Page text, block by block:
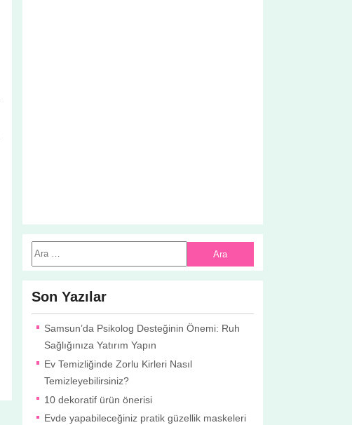
Son Yazılar
Samsun’da Psikolog Desteğinin Önemi: Ruh
Sağlığınıza Yatırım Yapın
Ev Temizliğinde Zorlu Kirleri Nasıl
Temizleyebilirsiniz?
10 dekoratif ürün önerisi
Evde yapabileceğiniz pratik güzellik maskeleri